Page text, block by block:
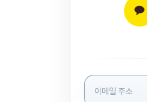
로그인 정보 입력